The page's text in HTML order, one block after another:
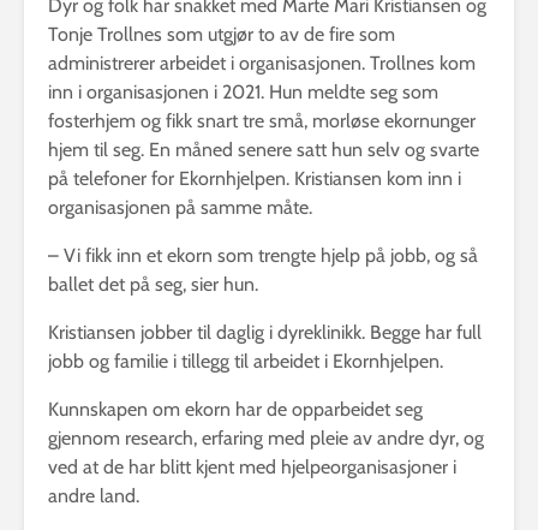
Dyr og folk har snakket med Marte Mari Kristiansen og
Tonje Trollnes som utgjør to av de fire som
administrerer arbeidet i organisasjonen. Trollnes kom
inn i organisasjonen i 2021. Hun meldte seg som
fosterhjem og fikk snart tre små, morløse ekornunger
hjem til seg. En måned senere satt hun selv og svarte
på telefoner for Ekornhjelpen. Kristiansen kom inn i
organisasjonen på samme måte.
– Vi fikk inn et ekorn som trengte hjelp på jobb, og så
ballet det på seg, sier hun.
Kristiansen jobber til daglig i dyreklinikk. Begge har full
jobb og familie i tillegg til arbeidet i Ekornhjelpen.
Kunnskapen om ekorn har de opparbeidet seg
gjennom research, erfaring med pleie av andre dyr, og
ved at de har blitt kjent med hjelpeorganisasjoner i
andre land.